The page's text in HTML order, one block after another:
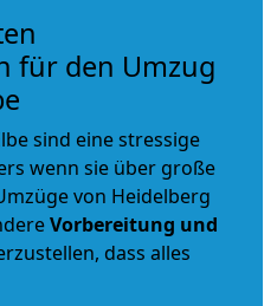
für den Umzug
sind eine stressige
wenn sie über große
von Heidelberg
Vorbereitung und
dass alles